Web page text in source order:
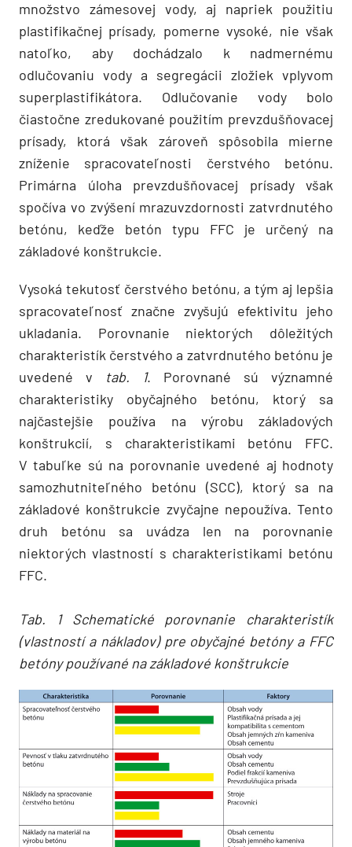
množstvo zámesovej vody, aj napriek použitiu
plastifikačnej prísady, pomerne vysoké, nie však
natoľko, aby dochádzalo k nadmernému
odlučovaniu vody a segregácii zložiek vplyvom
superplastifikátora. Odlučovanie vody bolo
čiastočne zredukované použitím prevzdušňovacej
prísady, ktorá však zároveň spôsobila mierne
zníženie spracovateľnosti čerstvého betónu.
Primárna úloha prevzdušňovacej prísady však
spočíva vo zvýšení mrazuvzdornosti zatvrdnutého
betónu, keďže betón typu FFC je určený na
základové konštrukcie.
Vysoká tekutosť čerstvého betónu, a tým aj lepšia
spracovateľnosť značne zvyšujú efektivitu jeho
ukladania. Porovnanie niektorých dôležitých
charakteristík čerstvého a zatvrdnutého betónu je
uvedené v tab. 1. Porovnané sú významné
charakteristiky obyčajného betónu, ktorý sa
najčastejšie používa na výrobu základových
konštrukcií, s charakteristikami betónu FFC.
V tabuľke sú na porovnanie uvedené aj hodnoty
samozhutniteľného betónu (SCC), ktorý sa na
základové konštrukcie zvyčajne nepoužíva. Tento
druh betónu sa uvádza len na porovnanie
niektorých vlastností s charakteristikami betónu
FFC.
Tab. 1 Schematické porovnanie charakteristík
(vlastností a nákladov) pre obyčajné betóny a FFC
betóny používané na základové konštrukcie